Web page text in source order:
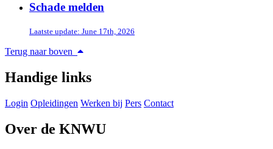
Schade melden
Laatste update: June 17th, 2026
Terug naar boven
Handige links
Login Opleidingen Werken bij Pers Contact
Over de KNWU